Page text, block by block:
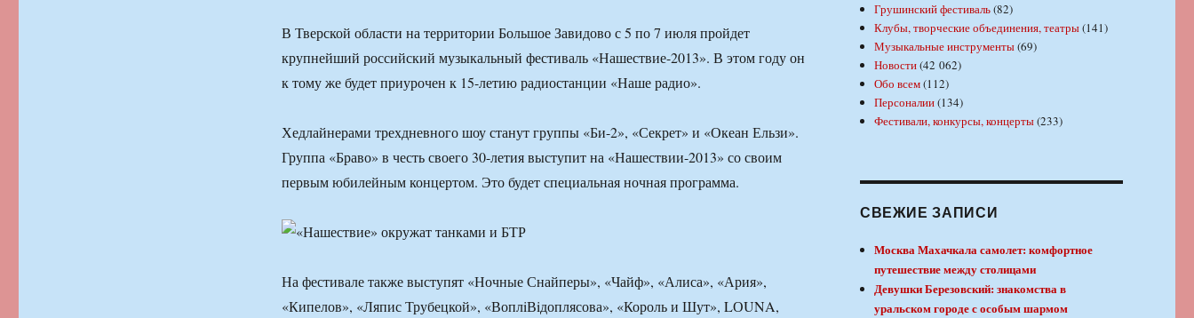
В Тверской области на территории Большое Завидово с 5 по 7 июля пройдет
крупнейший российский музыкальный фестиваль «Нашествие-2013». В этом году он
к тому же будет приурочен к 15-летию радиостанции «Наше радио».
Хедлайнерами трехдневного шоу станут группы «Би-2», «Секрет» и «Океан Ельзи».
Группа «Браво» в честь своего 30-летия выступит на «Нашествии-2013» со своим
первым юбилейным концертом. Это будет специальная ночная программа.
На фестивале также выступят «Ночные Снайперы», «Чайф», «Алиса», «Ария»,
«Кипелов», «Ляпис Трубецкой», «ВоплiВiдоплясова», «Король и Шут», LОUNA,
Грушинский фестиваль(82)
Клубы, творческие объединения, театры(141)
Музыкальные инструменты(69)
Новости(42 062)
Обо всем(112)
Персоналии(134)
Фестивали, конкурсы, концерты(233)
СВЕЖИЕ ЗАПИСИ
Москва Махачкала самолет: комфортное
путешествие между столицами
Девушки Березовский: знакомства в
уральском городе с особым шармом